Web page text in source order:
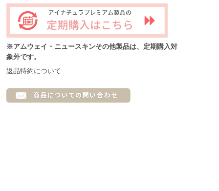
※アムウェイ・ニュースキンその他製品は、定期購入対
象外です。
返品特約について